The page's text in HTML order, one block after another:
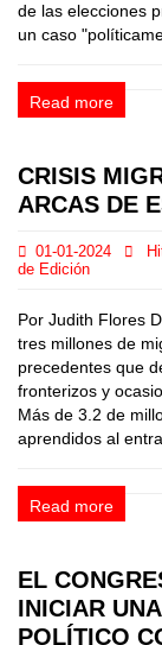
de las elecciones
un caso
Read more
CRISIS
ARCAS DE
01-01-2024
de Edición
Por Judith Flores
tres millones de
precedentes que
fronterizos y
Más de 3.2 de
aprendidos al
Read more
EL
INICIAR
POLÍTICO